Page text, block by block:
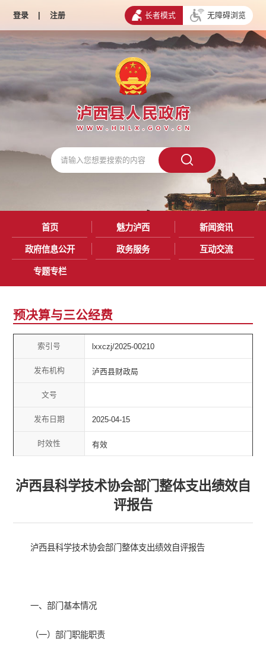
登录 | 注册 长者模式 无障碍浏览
首页 魅力泸西 新闻资讯
政府信息公开 政务服务 互动交流
专题专栏
预决算与三公经费
索引号 lxxczj/2025-00210
发布机构 泸西县财政局
文号
发布日期 2025-04-15
时效性 有效
泸西县科学技术协会部门整体支出绩效自
评报告
泸西县科学技术协会部门整体支出绩效自评报告
一、部门基本情况
（一）部门职能职责